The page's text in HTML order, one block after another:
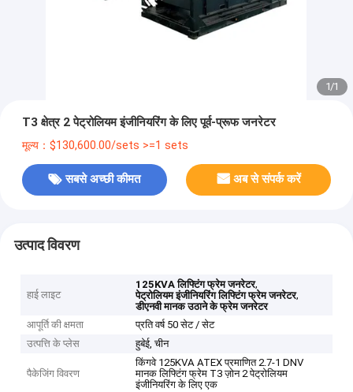
1/1
T3 क्षेत्र 2 पेट्रोलियम इंजीनियरिंग के लिए पूर्व-प्रूफ जनरेटर
मूल्य：$130,600.00/sets >=1 sets
सबसे अच्छी कीमत अब से संपर्क करें
उत्पाद विवरण
हाई लाइट
125KVA लिफ्टिंग फ्रेम जनरेटर,
पेट्रोलियम इंजीनियरिंग लिफ्टिंग फ्रेम जनरेटर,
डीएनवी मानक उठाने के फ्रेम जनरेटर
आपूर्ति की क्षमता
प्रति वर्ष 50 सेट / सेट
उत्पत्ति के प्लेस
हुबेई, चीन
पैकेजिंग विवरण
किंगवे 125KVA ATEX प्रमाणित 2.7-1 DNV
मानक लिफ्टिंग फ्रेम T3 ज़ोन 2 पेट्रोलियम
इंजीनियरिंग के लिए एक